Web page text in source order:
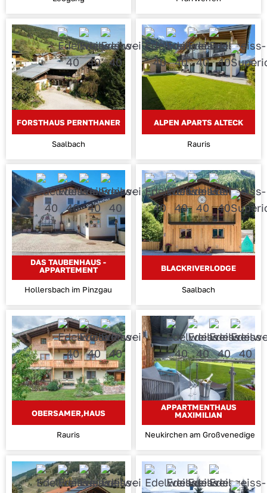
FORSTHAUS PERNTHANER
Saalbach
ALPEN APARTS ALTECK
Rauris
DAS TAUBENHAUS -
APPARTEMENT
Hollersbach im Pinzgau
BLACKRIVERLODGE
Saalbach
OBERSAMER,HAUS
Rauris
APPARTMENTHAUS
MAXIMILIAN
Neukirchen am Großvenediger